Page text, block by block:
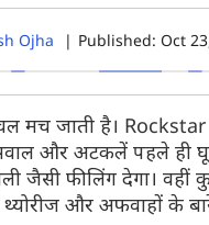
Ojha | Published: Oct
मच जाती है।
और अटकलें पहले ही
जैसी फीलिंग देगा।
और अफवाहों के